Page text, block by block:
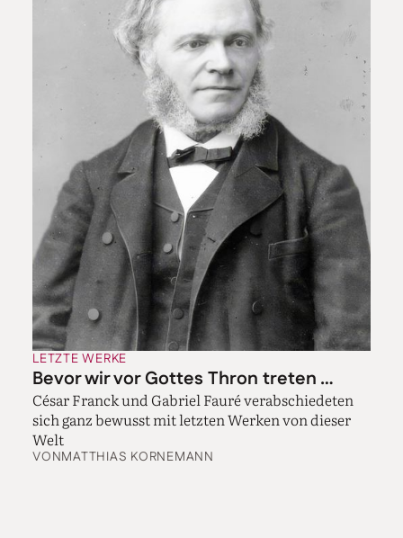
LETZTE WERKE
Bevor wir vor Gottes Thron treten …
César Franck und Gabriel Fauré verabschiedeten
sich ganz bewusst mit letzten Werken von dieser
Welt
VONMATTHIAS KORNEMANN